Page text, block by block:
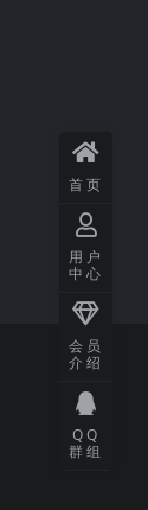
首页
用户
中心
会员
介绍
QQ
群组